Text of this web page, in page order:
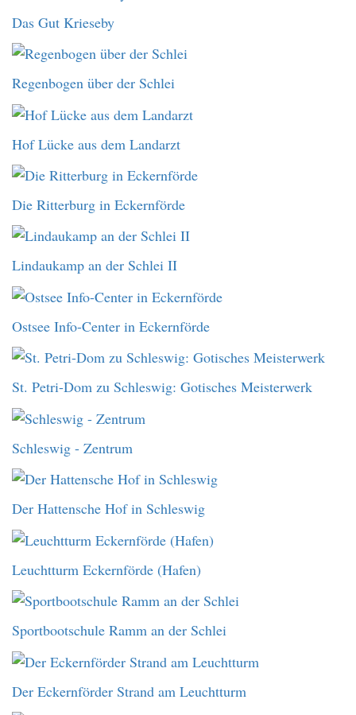
Das Gut Krieseby
Regenbogen über der Schlei
Hof Lücke aus dem Landarzt
Die Ritterburg in Eckernförde
Lindaukamp an der Schlei II
Ostsee Info-Center in Eckernförde
St. Petri-Dom zu Schleswig: Gotisches Meisterwerk
Schleswig - Zentrum
Der Hattensche Hof in Schleswig
Leuchtturm Eckernförde (Hafen)
Sportbootschule Ramm an der Schlei
Der Eckernförder Strand am Leuchtturm